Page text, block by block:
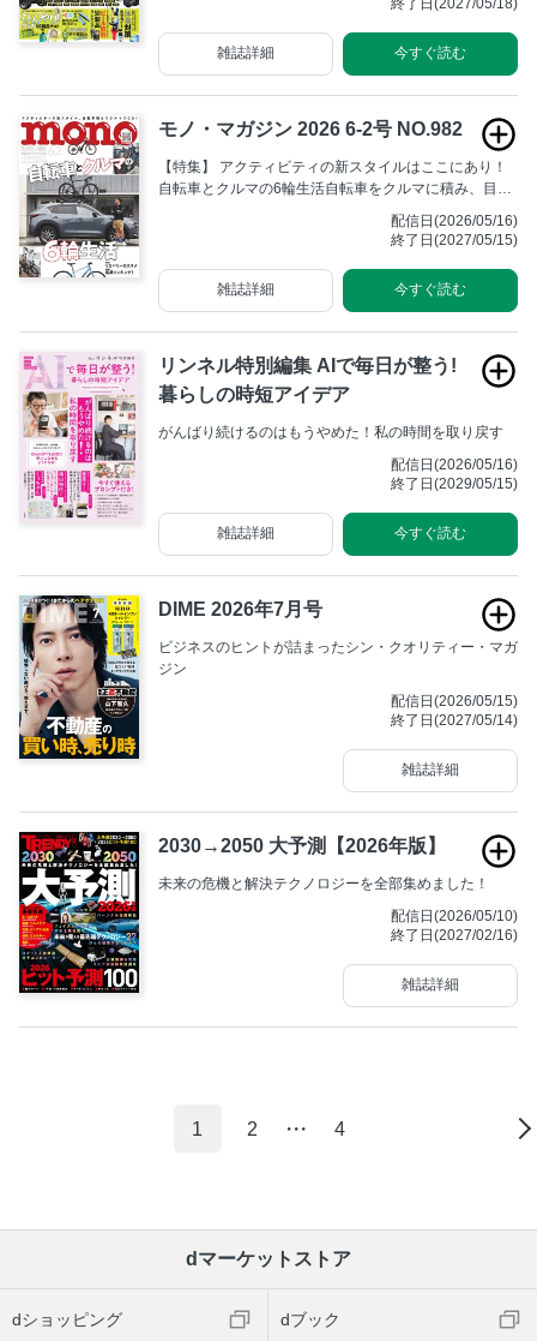
なコンセプトや商品の良さを丁寧に解説しています。
今すぐ読む
雑誌詳細
モノ・マガジン 2026 6-2号 NO.982
【特集】 アクティビティの新スタイルはここにあり！
自転車とクルマの6輪生活自転車をクルマに積み、目的
機動力アップにより、解放感溢れる非日常体験をもたら
す。本特集では6輪生活を満喫するリアルユーザーの声
をお届けしながら、6輪生活に取り入れたい自転車・グ
ッズ・アパレルなどを紹介。アクティビティの新スタイ
ルはここにある。
配信日(2026/05/16)
終了日(2027/05/15)
今すぐ読む
雑誌詳細
リンネル特別編集 AIで毎日が整う!
暮らしの時短アイデア
がんばり続けるのはもうやめた！私の時間を取り戻す
配信日(2026/05/16)
終了日(2029/05/15)
今すぐ読む
雑誌詳細
DIME 2026年7月号
ビジネスのヒントが詰まったシン・クオリティー・マガ
ジン
配信日(2026/05/15)
終了日(2027/05/14)
今すぐ読む
2030→2050 大予測【2026年版】
未来の危機と解決テクノロジーを全部集めました！
配信日(2026/05/10)
終了日(2027/02/16)
雑誌詳細
1 2 ・・・ 4
dマーケットストア
dショッピング dブック